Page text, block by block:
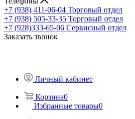
+7 (938) 411-06-04 Торговый отдел
+7 (938) 505-33-35 Торговый отдел
+7 (928)333-65-06 Сервисный отдел
Заказать звонок
Личный кабинет
Корзина0
Избранные товары0